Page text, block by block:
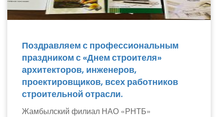
Поздравляем с профессиональным
праздником с «Днем строителя»
архитекторов, инженеров,
проектировщиков, всех работников
строительной отрасли.
Жамбылский филиал НАО «РНТБ»